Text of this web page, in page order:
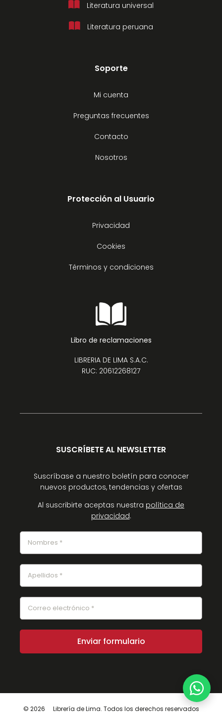
Literatura universal
Literatura peruana
Soporte
Mi cuenta
Preguntas frecuentes
Contacto
Nosotros
Protección al Usuario
Privacidad
Cookies
Términos y condiciones
Libro de reclamaciones
LIBRERIA DE LIMA S.A.C.
RUC: 20612268127
SUSCRÍBETE AL NEWSLETTER
Suscríbase a nuestro boletín para conocer
nuevos productos, tendencias y ofertas
Al suscribirte aceptas nuestra política de
privacidad.
© 2026 Librería de Lima. Todos los derechos reservados